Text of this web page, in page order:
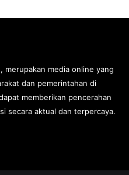
merupakan media online yang
dan pemerintahan di
memberikan pencerahan
secara aktual dan terpercaya.